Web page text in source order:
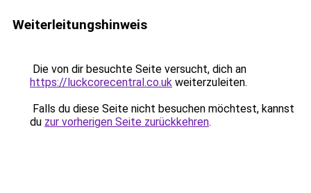
Weiterleitungshinweis
Die von dir besuchte Seite versucht, dich an
https://luckcorecentral.co.uk weiterzuleiten.
Falls du diese Seite nicht besuchen möchtest, kannst
du zur vorherigen Seite zurückkehren.